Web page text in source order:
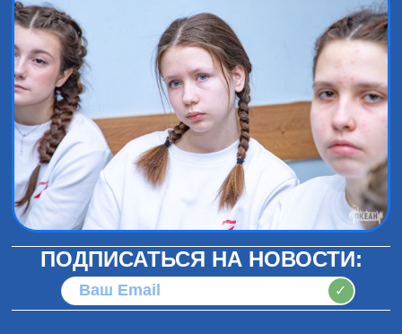
ПОДПИСАТЬСЯ НА НОВОСТИ:
✓